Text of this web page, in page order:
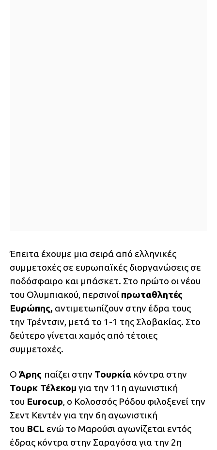
Έπειτα έχουμε μια σειρά από ελληνικές
συμμετοχές σε ευρωπαϊκές διοργανώσεις σε
ποδόσφαιρο και μπάσκετ. Στο πρώτο οι νέου
του Ολυμπιακού, περσινοί πρωταθλητές
Ευρώπης, αντιμετωπίζουν στην έδρα τους
την Τρέντσιν, μετά το 1-1 της Σλοβακίας. Στο
δεύτερο γίνεται χαμός από τέτοιες
συμμετοχές.
Ο Άρης παίζει στην Τουρκία κόντρα στην
Τουρκ Τέλεκομ για την 11η αγωνιστική
του Eurocup, ο Κολοσσός Ρόδου φιλοξενεί την
Σεντ Κεντέν για την 6η αγωνιστική
του BCL ενώ το Μαρούσι αγωνίζεται εντός
έδρας κόντρα στην Σαραγόσα για την 2η